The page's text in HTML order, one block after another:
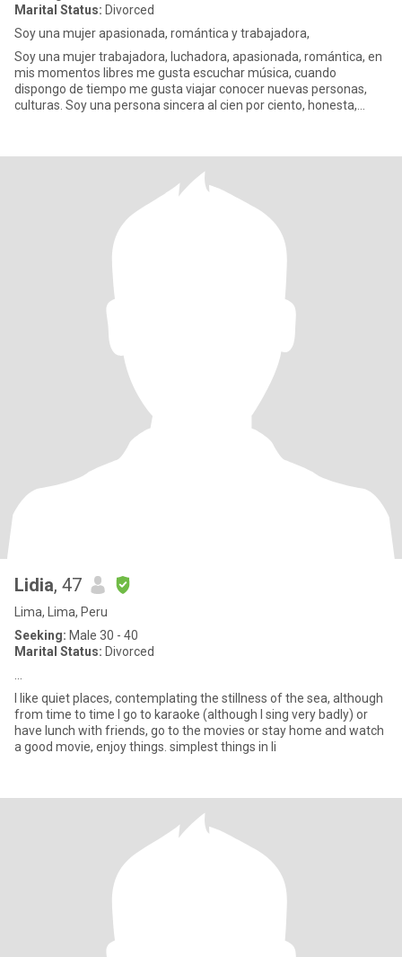
Marital Status: Divorced
Soy una mujer apasionada, romántica y trabajadora,
Soy una mujer trabajadora, luchadora, apasionada, romántica, en
mis momentos libres me gusta escuchar música, cuando
dispongo de tiempo me gusta viajar conocer nuevas personas,
culturas. Soy una persona sincera al cien por ciento, honesta,
Lidia, 47
Lima, Lima, Peru
Seeking: Male 30 - 40
Marital Status: Divorced
I like quiet places, contemplating the stillness of the sea, although
from time to time I go to karaoke (although I sing very badly) or
have lunch with friends, go to the movies or stay home and watch
a good movie, enjoy things. simplest things in li